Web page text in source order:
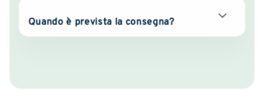
Quando è prevista la consegna?